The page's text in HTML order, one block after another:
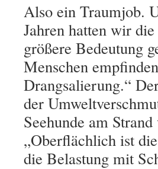
Also ein Traumjob.
Jahren hatten wir
größere Bedeutung
Menschen
Drangsalierung.“
der
Seehunde am
„Oberflächlich ist
die Belastung mit